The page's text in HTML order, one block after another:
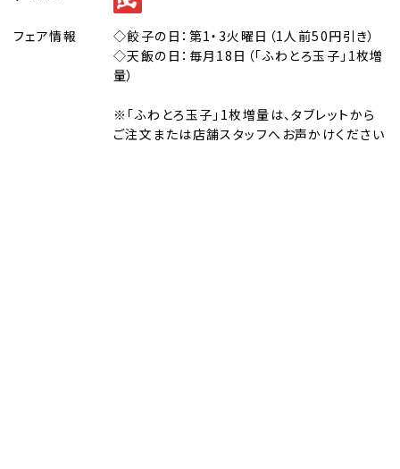
フェア情報
◇餃子の日：第1・3火曜日（1人前50円引き）
◇天飯の日：毎月18日（「ふわとろ玉子」1枚増
量）
※「ふわとろ玉子」1枚増量は、タブレットから
ご注文または店舗スタッフへお声かけください